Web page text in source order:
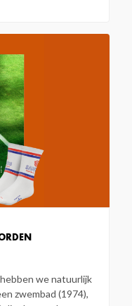
we natuurlijk
zwembad (1974),